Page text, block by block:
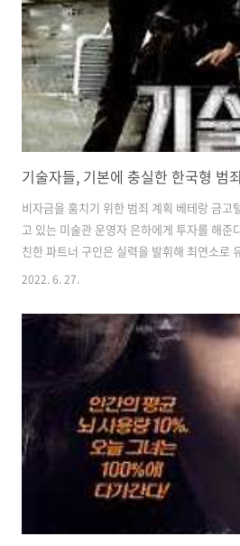
기술자들, 기본에 충실한 한국형 범
비자금을 훔치기 위한 범죄 계획 베테랑 금고
고 있는 미술관 운영자 은하에게 투자를 해준
친한 파트너 구인은 실력을 발휘해 최연소로
영입합니다. 그 무렵 인천세관에 숨겨진 비자
합니다. 셋은 당연히 안 한다고 거절했지만
래 찍어온 그들의 가족사진으로 협박한 결과
그리고 범행 계획 당일, 다들 위장을 한 후 세
을 시작합니다. 순조롭게 진행되는 것 같던 작
작을 본격적으로 저지하면서 틀어지기 시작
를 인질 삼..
2022. 6. 27.